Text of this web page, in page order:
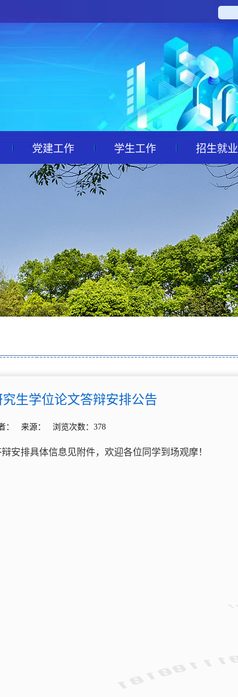
党建工作 学生工作 招生就业
生学位论文答辩安排公告
： 来源： 浏览次数： 378
安排具体信息见附件，欢迎各位同学到场观摩！